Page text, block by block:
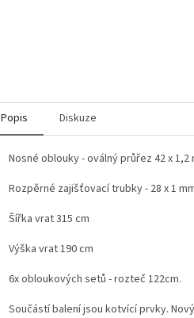
Popis Diskuze
Nosné oblouky - oválný průřez 42 x 1,2
Rozpěrné zajišťovací trubky - 28 x 1
Šířka vrat 315 cm
Výška vrat 190 cm
6x obloukových setů - rozteč 122cm.
Součástí balení jsou kotvící prvky.